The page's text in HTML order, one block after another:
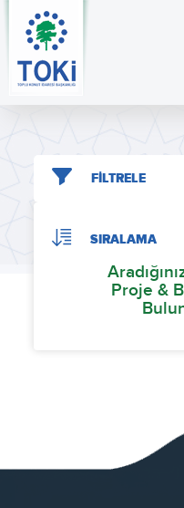
FİLTRELE
SIRALAMA
Proje &